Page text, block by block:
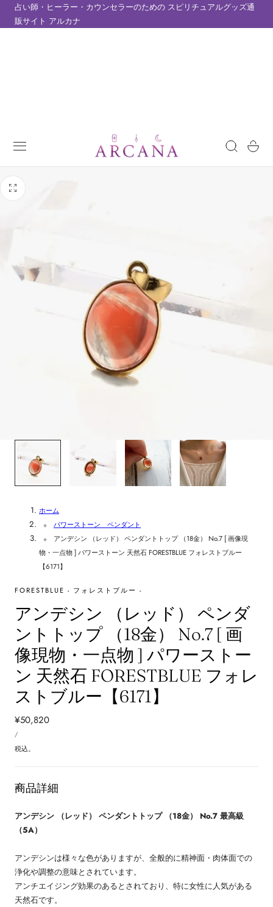
ツにスキップ
占い師・ヒーラー・カウンセラーのための スピリチュアルグッズ通
販サイト アルカナ
ー
ホーム
パワーストーン ペンダント
アンデシン （レッド） ペンダントトップ （18金） No.7 [ 画像現
物・一点物 ] パワーストーン 天然石 FORESTBLUE フォレストブルー
【6171】
FORESTBLUE - フォレストブルー -
アンデシン （レッド） ペンダ
ントトップ （18金） No.7 [ 画
像現物・一点物 ] パワーストー
ン 天然石 FORESTBLUE フォレ
ストブルー【6171】
通
常
価
¥50,820
単
価/あ
り
税込。
商品詳細
アンデシン （レッド） ペンダントトップ （18金） No.7 最高級
（5A）
アンデシンは様々な色がありますが、全般的に精神面・肉体面での
浄化や調整の意味とされています。
アンチエイジング効果のあるとされており、特に女性に人気がある
天然石です。